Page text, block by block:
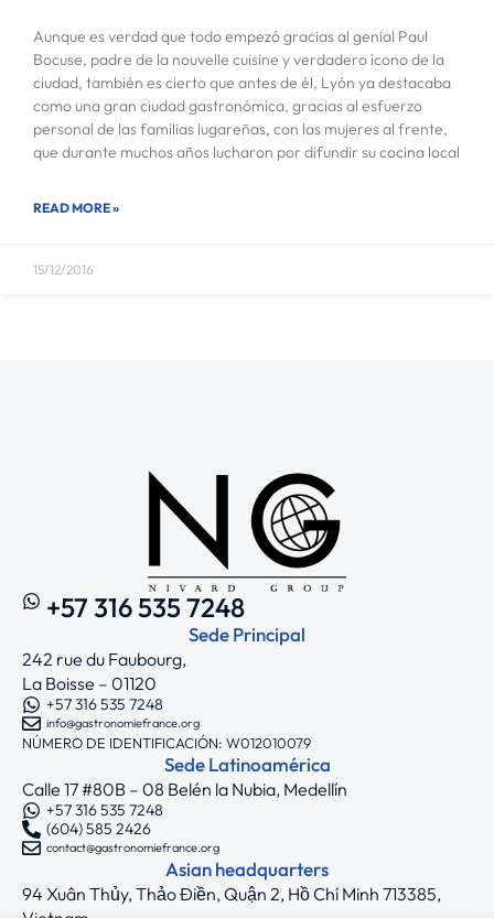
Aunque es verdad que todo empezó gracias al genial Paul
Bocuse, padre de la nouvelle cuisine y verdadero ícono de la
ciudad, también es cierto que antes de él, Lyón ya destacaba
como una gran ciudad gastronómica, gracias al esfuerzo
personal de las familias lugareñas, con las mujeres al frente,
que durante muchos años lucharon por difundir su cocina local
READ MORE »
15/12/2016
+57 316 535 7248
Sede Principal
242 rue du Faubourg,
La Boisse – 01120
+57 316 535 7248
info@gastronomiefrance.org
NÚMERO DE IDENTIFICACIÓN: W012010079
Sede Latinoamérica
Calle 17 #80B – 08 Belén la Nubia, Medellín
+57 316 535 7248
(604) 585 2426
contact@gastronomiefrance.org
Asian headquarters
94 Xuân Thủy, Thảo Điền, Quận 2, Hồ Chí Minh 713385,